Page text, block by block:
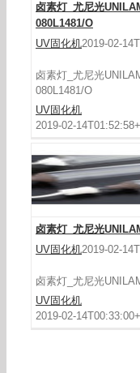
卤素灯_尤尼光
080L1481/O
UV固化机2019-02-
卤素灯_尤尼光
080L1481/O
UV固化机
2019-02-
卤素灯_尤尼光
卤素灯_尤尼光
UV固化机2019-02-
卤素灯_尤尼光
UV固化机
2019-02-